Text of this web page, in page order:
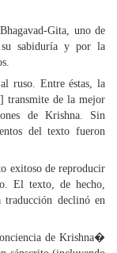
Gita, uno de
sabiduría y por la
ruso. Entre éstas, la
] transmite de la mejor
de Krishna. Sin
del texto fueron
exitoso de reproducir
El texto, de hecho,
declinó en
de Krishna�